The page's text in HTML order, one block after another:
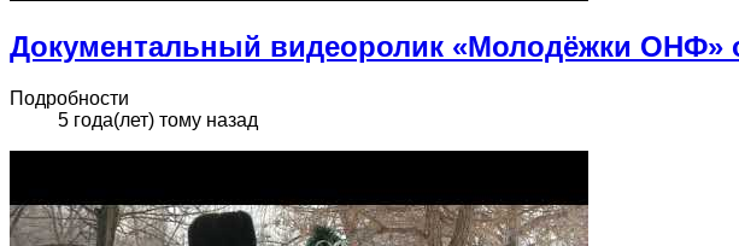
Документальный видеоролик «Молодёжки ОНФ»
Подробности
5 года(лет) тому назад